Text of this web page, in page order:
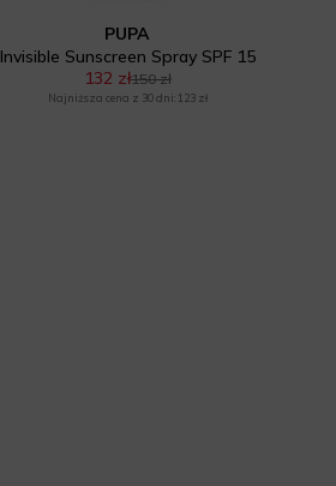
PUPA
Invisible Sunscreen Spray SPF 15
132 zł150 zł
Najniższa cena z 30 dni: 123 zł